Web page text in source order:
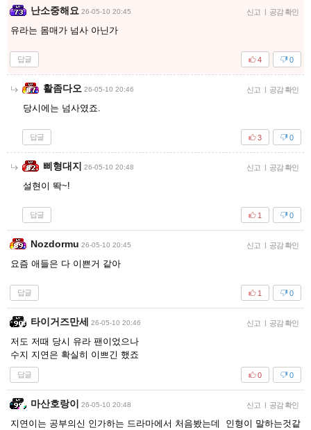
난소중해요 26-05-10 20:45 신고 | 공감 확인
유라는 몸매가 넘사 아닌가
답글 0
4
활좀다오 26-05-10 20:46 신고 | 공감 확인
당시에는 넘사였죠.
답글 0
3
삐형대지 26-05-10 20:48 신고 | 공감 확인
설현이 똭~!
답글 0
1
Nozdormu 26-05-10 20:45 신고 | 공감 확인
요즘 애들은 다 이쁜거 같아
답글 0
1
타이거즈만세 26-05-10 20:46 신고 | 공감 확인
저도 저때 당시 유라 팬이었으나
수지 지연은 확실히 이쁘긴 했죠
답글 0
0
마산호랑이 26-05-10 20:48 신고 | 공감 확인
지연이는 공부의신 인가하는 드라마에서 처음봤는데 인형이 말하는것같